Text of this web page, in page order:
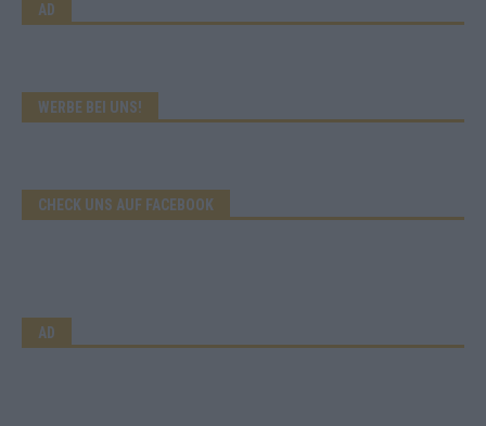
AD
WERBE BEI UNS!
CHECK UNS AUF FACEBOOK
AD